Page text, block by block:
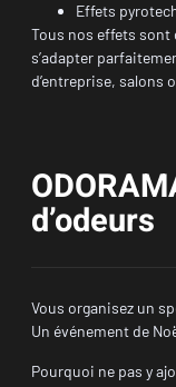
Effets
Tous nos effets
s’adapter
d’entreprise, salons
d’odeurs
Vous organisez un
Un événement de
Pourquoi ne pas y